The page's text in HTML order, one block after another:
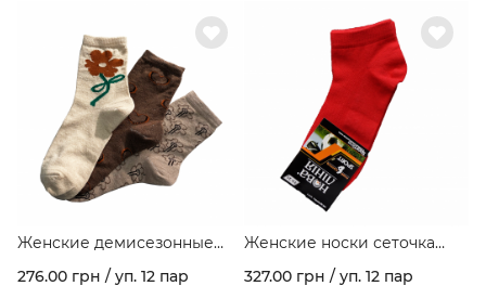
Женские демисезонные
носки стрейчевые темное
ассорти в упаковке Арт 220
276.00 грн / уп. 12 пар
Женские носки сеточка
327.00 грн / уп. 12 пар